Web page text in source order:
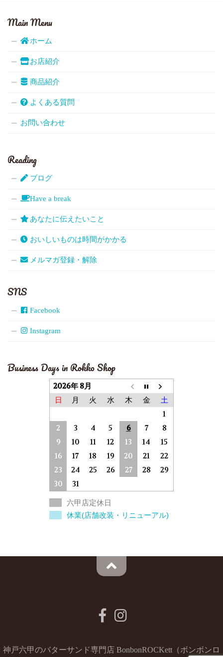
Main Menu
ホーム
お店紹介
商品紹介
よくある質問
お問い合わせ
Reading
ブログ
Have a break
あなたに伝えたいこと
おいしいものは時間がかかる
メルマガ登録・解除
SNS
Facebook
Instagram
Business Days in Rokko Shop
2026年 8月
日 月 火 水 木 金 土
1
2
3 4 5 6 7
8
9
10 11 12 13 14
15
16
17 18 19 20 21
22
23
24 25 26 27 28
29
30
31
六甲店定休日
休業(店舗改装・リニューアル)
神戸六甲のバターサンド専門店 BonbonROCKett（ボンボンロ